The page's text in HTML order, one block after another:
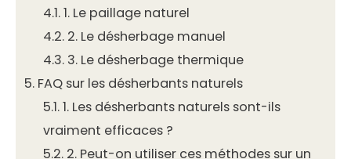
4.1.1. Le paillage naturel
4.2. 2. Le désherbage manuel
4.3. 3. Le désherbage thermique
5. FAQ sur les désherbants naturels
5.1.1. Les désherbants naturels sont-ils
vraiment efficaces ?
5.2. 2. Peut-on utiliser ces méthodes sur un